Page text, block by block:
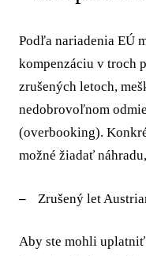
Podľa nariadenia EÚ
kompenzáciu v troch
zrušených letoch,
nedobrovoľnom
(overbooking).
možné žiadať
Zrušený let
Aby ste mohli uplatniť